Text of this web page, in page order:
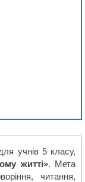
учнів 5 класу,
житті». Мета
читання,